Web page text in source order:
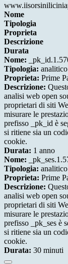
Nome
Tipologia
Proprieta
Descrizione
Durata
Nome:
Tipologia: analitico
Proprieta: Prime
Descrizione:
analisi web open
proprietari di siti
misurare le
prefisso _pk_id è
si ritiene sia un
cookie.
Durata: 1 anno
Nome:
Tipologia: analitico
Proprieta: Prime
Descrizione:
analisi web open
proprietari di siti
misurare le
prefisso _pk_ses è
si ritiene sia un
cookie.
Durata: 30 minuti